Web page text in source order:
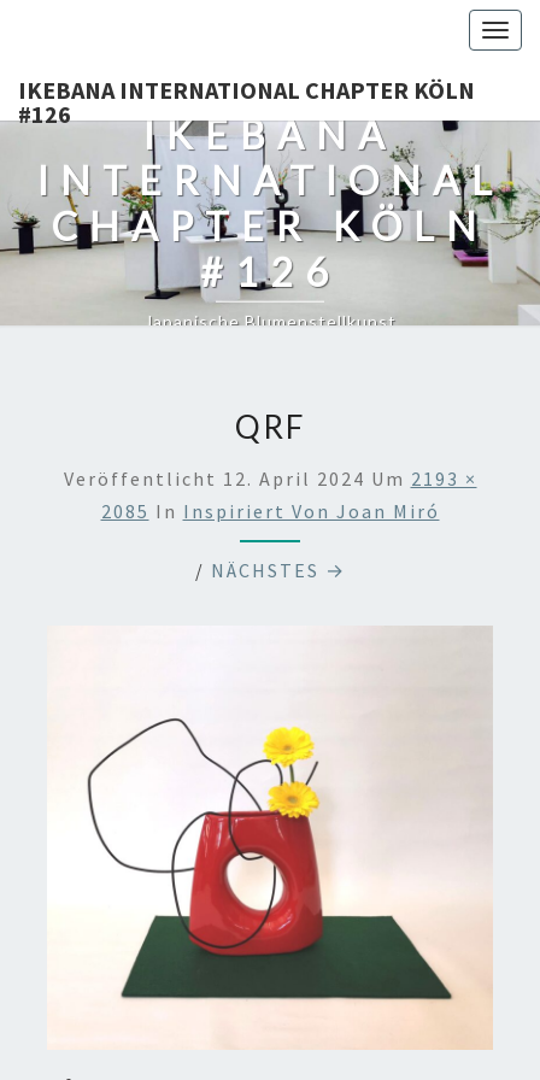
IKEBANA INTERNATIONAL CHAPTER KÖLN
#126
IKEBANA
INTERNATIONAL
CHAPTER KÖLN
#126
Japanische Blumenstellkunst
QRF
Veröffentlicht 12. April 2024 Um 2193 ×
2085 In Inspiriert Von Joan Miró
/ NÄCHSTES →